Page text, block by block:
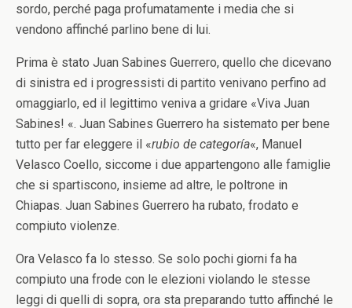
sordo, perché paga profumatamente i media che si
vendono affinché parlino bene di lui.
Prima è stato Juan Sabines Guerrero, quello che dicevano
di sinistra ed i progressisti di partito venivano perfino ad
omaggiarlo, ed il legittimo veniva a gridare «Viva Juan
Sabines! «. Juan Sabines Guerrero ha sistemato per bene
tutto per far eleggere il «rubio de categoría«, Manuel
Velasco Coello, siccome i due appartengono alle famiglie
che si spartiscono, insieme ad altre, le poltrone in
Chiapas. Juan Sabines Guerrero ha rubato, frodato e
compiuto violenze.
Ora Velasco fa lo stesso. Se solo pochi giorni fa ha
compiuto una frode con le elezioni violando le stesse
leggi di quelli di sopra, ora sta preparando tutto affinché le